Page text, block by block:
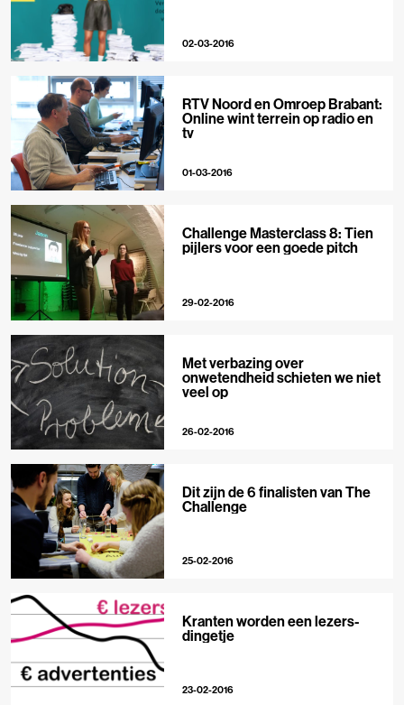
02-03-2016
RTV Noord en Omroep Brabant:
Online wint terrein op radio en
tv
01-03-2016
Challenge Masterclass 8: Tien
pijlers voor een goede pitch
29-02-2016
Met verbazing over
onwetendheid schieten we niet
veel op
26-02-2016
Dit zijn de 6 finalisten van The
Challenge
25-02-2016
Kranten worden een lezers-
dingetje
23-02-2016